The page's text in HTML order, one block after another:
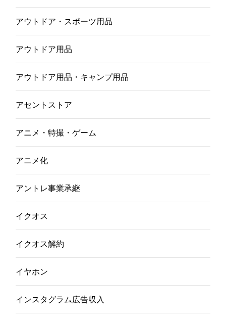
アウトドア・スポーツ用品
アウトドア用品
アウトドア用品・キャンプ用品
アセントストア
アニメ・特撮・ゲーム
アニメ化
アントレ事業承継
イクオス
イクオス解約
イヤホン
インスタグラム広告収入